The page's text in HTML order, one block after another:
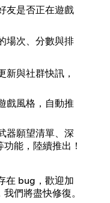
友是否正在遊戲
場次、分數與排
新與社群快訊，
戲風格，自動推
器願望清單、深
能，陸續推出！
在 bug，歡迎加
們將盡快修復。